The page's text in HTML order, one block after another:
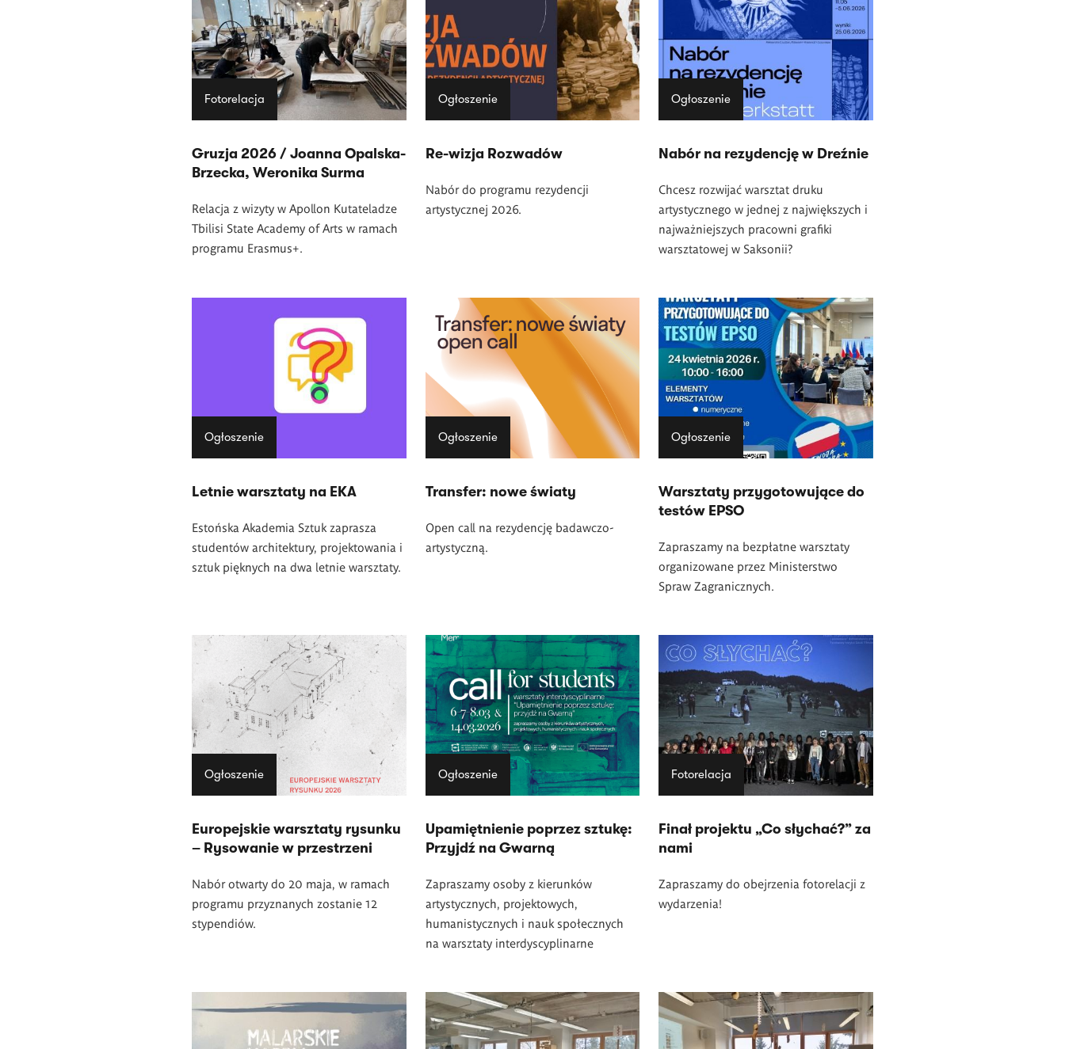
Fotorelacja
Gruzja 2026 / Joanna Opalska-
Brzecka, Weronika Surma
Relacja z wizyty w Apollon Kutateladze
Tbilisi State Academy of Arts w ramach
programu Erasmus+.
Ogłoszenie
Re-wizja Rozwadów
Nabór do programu rezydencji
artystycznej 2026.
Ogłoszenie
Nabór na rezydencję w Dreźnie
Chcesz rozwijać warsztat druku
artystycznego w jednej z największych i
najważniejszych pracowni grafiki
warsztatowej w Saksonii?
Ogłoszenie
Letnie warsztaty na EKA
Estońska Akademia Sztuk zaprasza
studentów architektury, projektowania i
sztuk pięknych na dwa letnie warsztaty.
Ogłoszenie
Transfer: nowe światy
Open call na rezydencję badawczo-
artystyczną.
Ogłoszenie
Warsztaty przygotowujące do
testów EPSO
Zapraszamy na bezpłatne warsztaty
organizowane przez Ministerstwo
Spraw Zagranicznych.
Ogłoszenie
Europejskie warsztaty rysunku
– Rysowanie w przestrzeni
Nabór otwarty do 20 maja, w ramach
programu przyznanych zostanie 12
stypendiów.
Ogłoszenie
Upamiętnienie poprzez sztukę:
Przyjdź na Gwarną
Zapraszamy osoby z kierunków
artystycznych, projektowych,
humanistycznych i nauk społecznych
na warsztaty interdyscyplinarne
Fotorelacja
Finał projektu „Co słychać?” za
nami
Zapraszamy do obejrzenia fotorelacji z
wydarzenia!